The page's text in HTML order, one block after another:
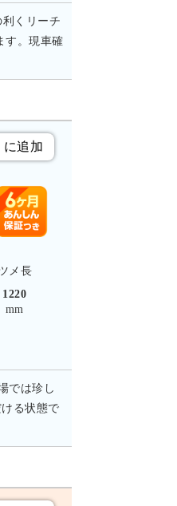
くリーチ
す。現車確
に追加
メ長
1220
mm
では珍し
る状態で